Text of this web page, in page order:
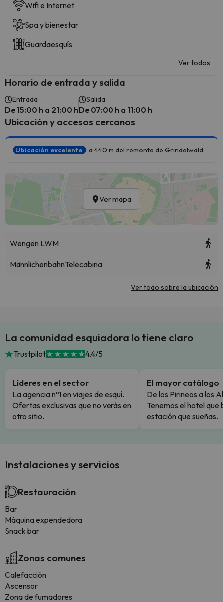
Wifi e Internet
Spa y bienestar
Guardaesquís
Ver todos
Horario de entrada y salida
Entrada
De 15:00 h a 21:00 h
Salida
De 07:00 h a 11:00 h
Ubicación y accesos cercanos
Ubicación excelente a 440 m del remonte de Grindelwald.
Ver mapa
Wengen LWM
MännlichenbahnTelecabina
Ver todo sobre la ubicación
La comunidad esquiadora lo tiene claro
Trustpilot 4.4/5
Líderes en el sector
La agencia nº1 en viajes de esquí.
Ofertas exclusivas que no verás en
otro sitio.
El mayor catálogo
De los Pirineos a los
Tenemos el hotel que
estación que sueñas.
Instalaciones y servicios
Restauración
Bar
Máquina expendedora
Snack bar
Zonas comunes
Calefacción
Ascensor
Zona de fumadores